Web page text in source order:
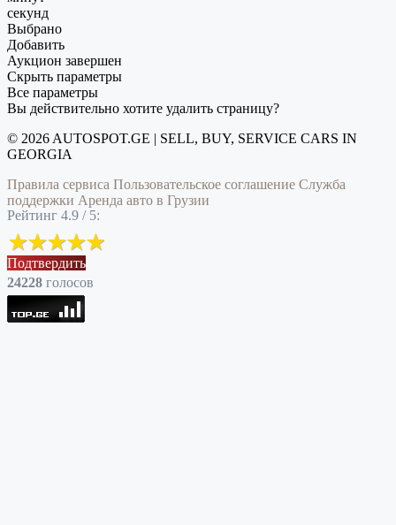
секунд
Выбрано
Добавить
Аукцион завершен
Скрыть параметры
Все параметры
Вы действительно хотите удалить страницу?
© 2026 AUTOSPOT.GE | SELL, BUY, SERVICE CARS IN
GEORGIA
Правила сервиса Пользовательское соглашение Служба
поддержки Аренда авто в Грузии
Рейтинг 4.9 / 5:
Подтвердить
24228 голоcов